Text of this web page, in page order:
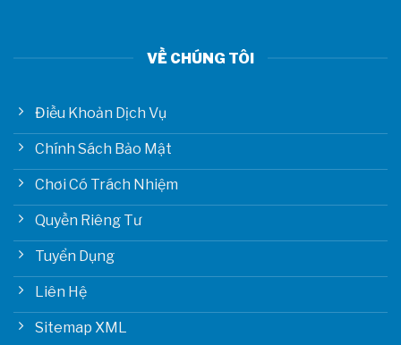
VỀ CHÚNG TÔI
Điều Khoản Dịch Vụ
Chính Sách Bảo Mật
Chơi Có Trách Nhiệm
Quyền Riêng Tư
Tuyển Dụng
Liên Hệ
Sitemap XML